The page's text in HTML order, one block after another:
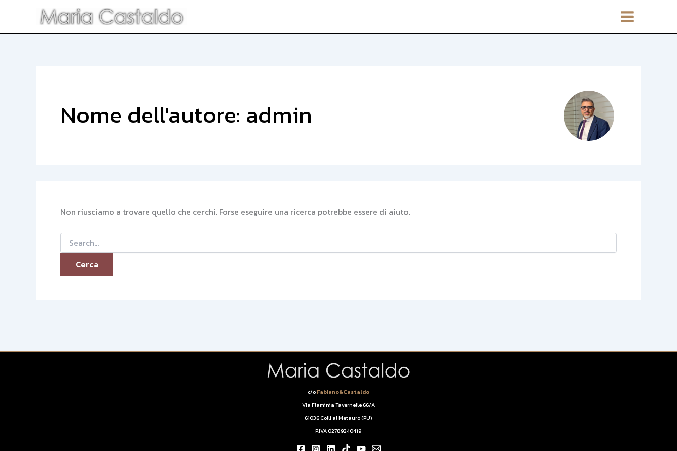
contenuto
Main
Menu
Nome dell'autore: admin
Non riusciamo a trovare quello che cerchi. Forse eseguire una ricerca potrebbe essere di aiuto.
c/oFabiano&Castaldo
Via Flaminia Tavernelle 66/A
61036 Colli al Metauro (PU)
P.IVA 02789240419